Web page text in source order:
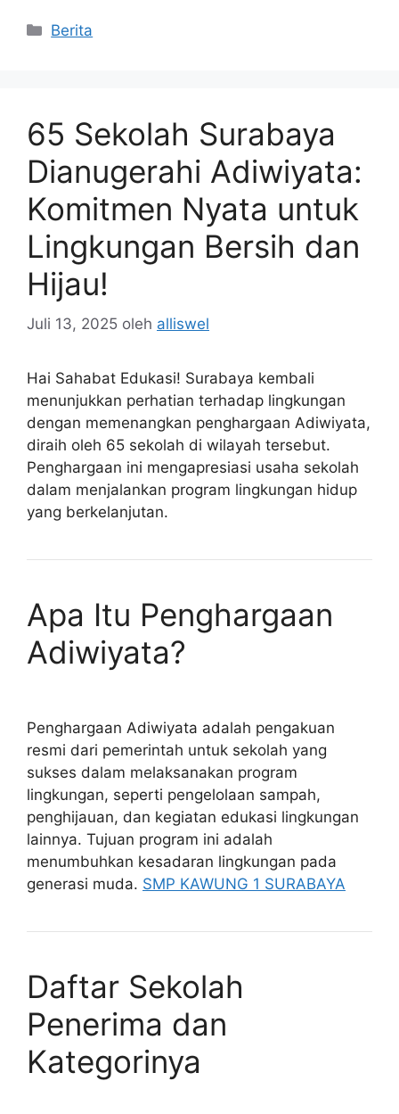
Kategori
Berita
65 Sekolah Surabaya
Dianugerahi Adiwiyata:
Komitmen Nyata untuk
Lingkungan Bersih dan
Hijau!
Juli 13, 2025 oleh alliswel
Hai Sahabat Edukasi! Surabaya kembali
menunjukkan perhatian terhadap lingkungan
dengan memenangkan penghargaan Adiwiyata,
diraih oleh 65 sekolah di wilayah tersebut.
Penghargaan ini mengapresiasi usaha sekolah
dalam menjalankan program lingkungan hidup
yang berkelanjutan.
Apa Itu Penghargaan
Adiwiyata?
Penghargaan Adiwiyata adalah pengakuan
resmi dari pemerintah untuk sekolah yang
sukses dalam melaksanakan program
lingkungan, seperti pengelolaan sampah,
penghijauan, dan kegiatan edukasi lingkungan
lainnya. Tujuan program ini adalah
menumbuhkan kesadaran lingkungan pada
generasi muda. SMP KAWUNG 1 SURABAYA
Daftar Sekolah
Penerima dan
Kategorinya